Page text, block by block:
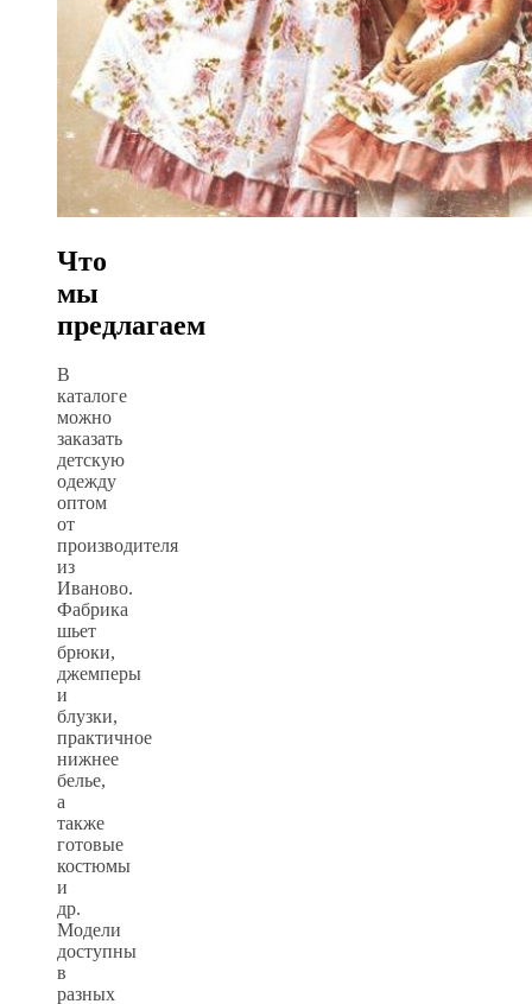
Что
мы
предлагаем
В
каталоге
можно
заказать
детскую
одежду
оптом
от
производителя
из
Иваново.
Фабрика
шьет
брюки,
джемперы
и
блузки,
практичное
нижнее
белье,
а
также
готовые
костюмы
и
др.
Модели
доступны
в
разных